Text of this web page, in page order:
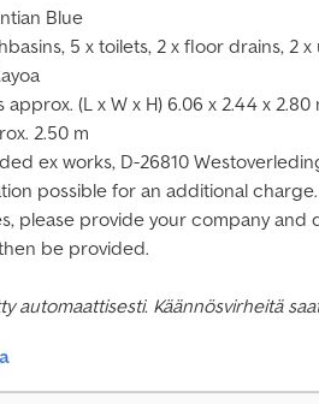
Blue
5 x toilets, 2 x floor drains, 2 x
(L x W x H) 6.06 x 2.44 x 2.80
2.50 m
ex works, D-26810
possible for an additional charge.
please provide your company and
be provided.
automaattisesti. Käännösvirheitä